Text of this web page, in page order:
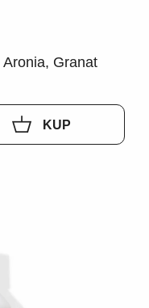
Granat
KUP